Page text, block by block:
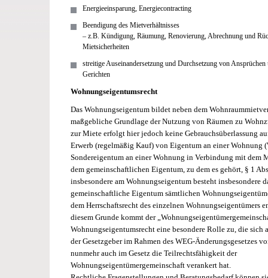
Energieeinsparung, Energiecontracting
Beendigung des Mietverhältnisses
– z.B. Kündigung, Räumung, Renovierung, Abrechnung und
Mietsicherheiten
streitige Auseinandersetzung und Durchsetzung von Ansprüchen
Gerichten
Wohnungseigentumsrecht
Das Wohnungseigentum bildet neben dem
maßgebliche Grundlage der Nutzung von Räumen zu
zur Miete erfolgt hier jedoch keine Gebrauchsüberlassung
Erwerb (regelmäßig Kauf) von Eigentum an einer Wohnung
Sondereigentum an einer Wohnung in Verbindung mit dem
dem gemeinschaftlichen Eigentum, zu dem es gehört, § 1
insbesondere am Wohnungseigentum besteht insbesondere
gemeinschaftliche Eigentum sämtlichen
dem Herrschaftsrecht des einzelnen Wohnungseigentümers
diesem Grunde kommt der
Wohnungseigentumsrecht eine besondere Rolle zu, die sich
der Gesetzgeber im Rahmen des WEG-Änderungsgesetzes
nunmehr auch im Gesetz die Teilrechtsfähigkeit der
Wohnungseigentümergemeinschaft verankert hat.